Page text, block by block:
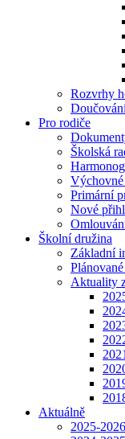
Rozvrhy
Pro rodiče
Školská
Výchovné
Primární
Nové
Školní družina
Základní
Aktuality
Aktuálně
2025-2026